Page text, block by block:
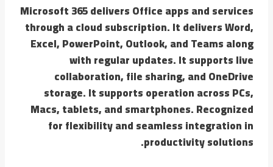
Microsoft 365 delivers Office apps and services
through a cloud subscription. It delivers Word,
Excel, PowerPoint, Outlook, and Teams along
with regular updates. It supports live
collaboration, file sharing, and OneDrive
storage. It supports operation across PCs,
Macs, tablets, and smartphones. Recognized
for flexibility and seamless integration in
productivity solutions.